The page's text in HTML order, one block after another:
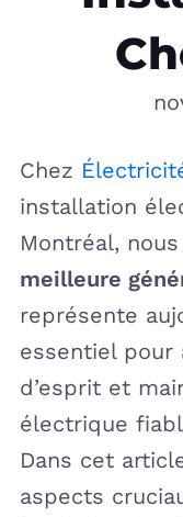
Chez
installation
Montréal,
meilleure
représente
essentiel pour
d’esprit et
électrique
Dans cet
aspects